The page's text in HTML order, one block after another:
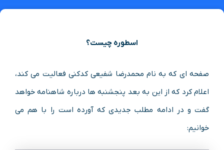
اسطوره چیست؟
صفحه‌ ای که به نام محمدرضا شفیعی کدکنی فعالیت می‌ کند،
اعلام کرد که از این به بعد پنجشنبه ها درباره شاهنامه خواهد
گفت و در ادامه مطلب جدیدی که آورده است را با هم می
خوانیم: